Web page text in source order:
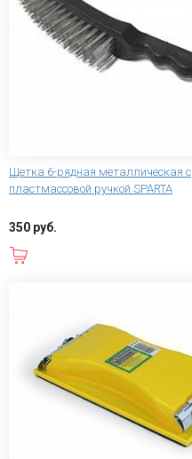
Щетка 6-рядная металлическая с
пластмассовой ручкой SPARTA
350 руб.